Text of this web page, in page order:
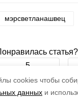
cookies чтобы
данных и
мэрсветланашвец
статья?
5